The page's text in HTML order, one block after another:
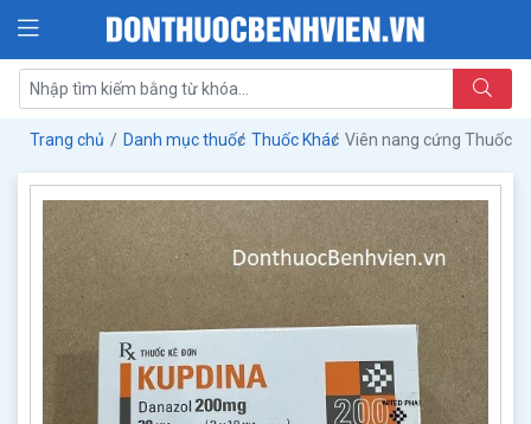
Trang chủ Danh mục thuốc Thuốc Khác Viên nang cứng Thuốc